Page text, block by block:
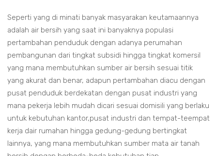
Seperti yang di minati banyak masyarakan keutamaannya
adalah air bersih yang saat ini banyaknya populasi
pertambahan penduduk dengan adanya perumahan
pembangunan dari tingkat subsidi hingga tingkat komersil
yang mana membutuhkan sumber air bersih sesuai titik
yang akurat dan benar, adapun pertambahan diacu dengan
pusat penduduk berdekatan dengan pusat industri yang
mana pekerja lebih mudah dicari sesuai domisili yang berlaku
untuk kebutuhan kantor,pusat industri dan tempat-teempat
kerja dair rumahan hingga gedung-gedung bertingkat
lainnya, yang mana membutuhkan sumber mata air tanah